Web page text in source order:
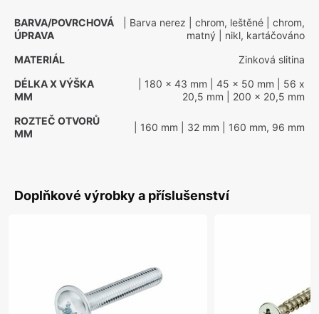
BARVA/POVRCHOVÁ
ÚPRAVA
| Barva nerez | chrom, leštěné | chrom,
matný | nikl, kartáčováno
MATERIÁL
Zinková slitina
DÉLKA X VÝŠKA
MM
| 180 x 43 mm | 45 x 50 mm | 56 x
20,5 mm | 200 x 20,5 mm
ROZTEČ OTVORŮ
MM
| 160 mm | 32 mm | 160 mm, 96 mm
Doplňkové výrobky a příslušenství